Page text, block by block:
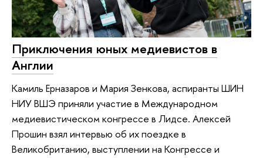
Приключения юных медиевистов в
Англии
Камиль Ерназаров и Мария Зенкова, аспиранты ШИН
НИУ ВШЭ приняли участие в Международном
медиевистическом конгрессе в Лидсе. Алексей
Прошин взял интервью об их поездке в
Великобританию, выступлении на Конгрессе и